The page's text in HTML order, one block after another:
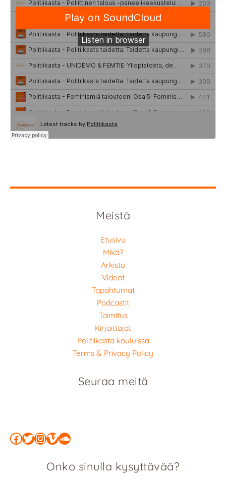
Meistä
Etusivu
Mikä?
Arkisto
Videot
Tapahtumat
Podcastit
Toimitus
Kirjoittajat
Politiikasta kouluissa
Terms & Privacy Policy
Seuraa meitä
Facebook
Twitter
Instagram
Vimeo
SoundCloud
Onko sinulla kysyttävää?